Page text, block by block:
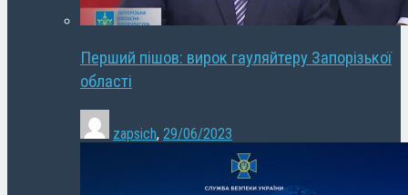
Перший пішов: вирок гауляйтеру Запорізької
області
zapsich, 29/06/2023